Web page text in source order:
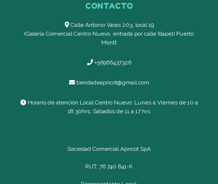
CONTACTO
Calle Antonio Varas 203, local 19
(Galería Comercial Centro Nuevo, entrada por calle Illapel) Puerto
Montt
+56966437326
tiendadeapricot@gmail.com
Horario de atención Local Centro Nuevo: Lunes a Viernes de 10 a
18:30hrs, Sábados de 11 a 17 hrs
Sociedad Comercial Apricot SpA
RUT: 76.740.641-K